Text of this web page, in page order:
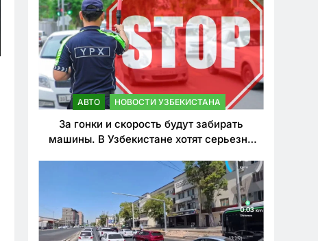
АВТО НОВОСТИ УЗБЕКИСТАНА
За гонки и скорость будут забирать
машины. В Узбекистане хотят серьезно